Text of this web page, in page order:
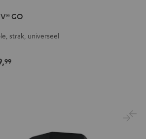
NightSilver
GO
strak, universeel
99